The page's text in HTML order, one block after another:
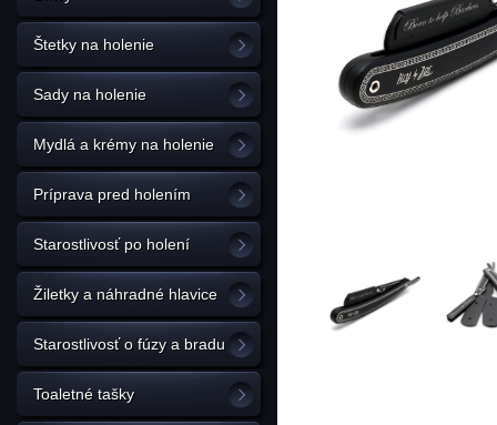
Štetky na holenie
Sady na holenie
Mydlá a krémy na holenie
Príprava pred holením
Starostlivosť po holení
Žiletky a náhradné hlavice
Starostlivosť o fúzy a bradu
Toaletné tašky